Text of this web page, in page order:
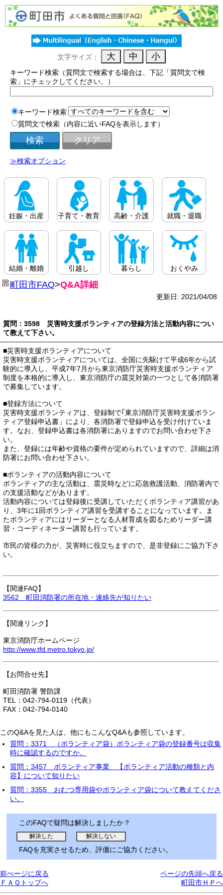
文字サイズ：
キーワード検索（質問文で検索する場合は、下記「質問文で検
索」にチェックしてください。）
キーワード検索
質問文で検索（内容に近いFAQを表示します）
≫検索オプション
妊娠・出産 子育て・教育 高齢・介護 就職・退職
結婚・離婚 引越し 暮らし おくやみ
町田市FAQ>Q&A詳細
更新日: 2021/04/08
質問：3598 災害時支援ボランティアの登録方法と活動内容につい
て教えて下さい。
■災害時支援ボランティアについて
災害時支援ボランティアについては、全国に先駆けて平成6年から試
験的に導入し、平成7年7月から東京消防庁災害時支援ボランティア
制度を本格的に導入し、東京消防庁の震災対策の一つとして各消防署
で募集しています。
■登録方法について
災害時支援ボランティアは、登録制で｢東京消防庁災害時支援ボラン
ティア登録申込書」により、各消防署で登録申込を受け付けていま
す。なお、登録申込書は各消防署にありますのでお問い合わせ下さ
い。
また、登録には年齢や資格の要件が定められていますので、詳細は消
防署にお問い合わせ下さい。
■ボランティアの活動内容について
ボランティアの主な活動は、震災時などに応急救護活動、消防署内で
の支援活動などがあります。
活動内容については登録後に受講していただくボランティア講習があ
り、3年に1回ボランティア講習を受講することになっています。ま
たボランティアにはリーダーとなる人材育成を図るためリーダー講
習・コーディネーター講習も行っています。
市民の皆様の力が、災害時に役立ちますので、是非登録にご協力下さ
い。
【関連FAQ】
3562 町田消防署の所在地・連絡先が知りたい
【関連リンク】
東京消防庁ホームページ
http://www.tfd.metro.tokyo.jp/
【お問合せ先】
町田消防署 警防課
TEL：042-794-0119（代表）
FAX：042-794-0140
このQ&Aを見た人は、他にもこんなQ&Aも参照しています。
質問：3371 （ボランティア袋）ボランティア袋の登録番号は収集
時に確認するのですか。
質問：3457 ボランティア事業 【ボランティア活動の種類と内
容】について知りたい
質問：3355 おむつ専用袋やボランティア袋について教えてくださ
い。
このFAQで疑問は解決しましたか？
FAQを充実させるため、評価にご協力ください。
前ぺージに戻る
ページの先頭へ戻る
ＦＡＱトップへ
町田市ＨＰへ